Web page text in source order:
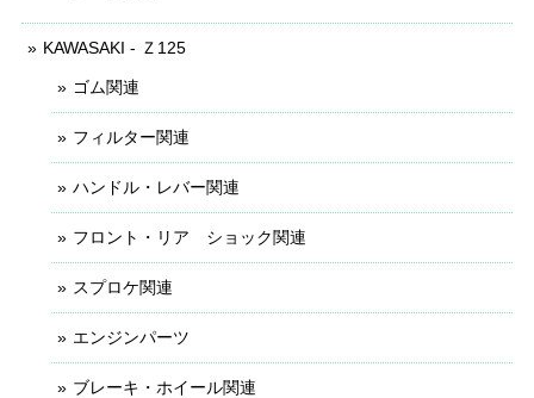
KAWASAKI - Ｚ125
ゴム関連
フィルター関連
ハンドル・レバー関連
フロント・リア ショック関連
スプロケ関連
エンジンパーツ
ブレーキ・ホイール関連